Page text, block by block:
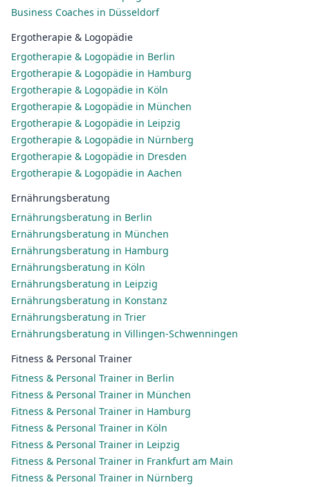
Business Coaches in Düsseldorf
Ergotherapie & Logopädie
Ergotherapie & Logopädie in Berlin
Ergotherapie & Logopädie in Hamburg
Ergotherapie & Logopädie in Köln
Ergotherapie & Logopädie in München
Ergotherapie & Logopädie in Leipzig
Ergotherapie & Logopädie in Nürnberg
Ergotherapie & Logopädie in Dresden
Ergotherapie & Logopädie in Aachen
Ernährungsberatung
Ernährungsberatung in Berlin
Ernährungsberatung in München
Ernährungsberatung in Hamburg
Ernährungsberatung in Köln
Ernährungsberatung in Leipzig
Ernährungsberatung in Konstanz
Ernährungsberatung in Trier
Ernährungsberatung in Villingen-Schwenningen
Fitness & Personal Trainer
Fitness & Personal Trainer in Berlin
Fitness & Personal Trainer in München
Fitness & Personal Trainer in Hamburg
Fitness & Personal Trainer in Köln
Fitness & Personal Trainer in Leipzig
Fitness & Personal Trainer in Frankfurt am Main
Fitness & Personal Trainer in Nürnberg